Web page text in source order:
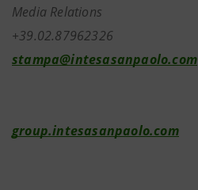
Media Relations
+39.02.87962326
stampa@intesasanpaolo.com
group.intesasanpaolo.com